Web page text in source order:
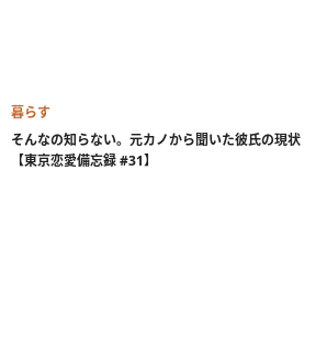
暮らす
そんなの知らない。元カノから聞いた彼氏の現状
【東京恋愛備忘録 #31】